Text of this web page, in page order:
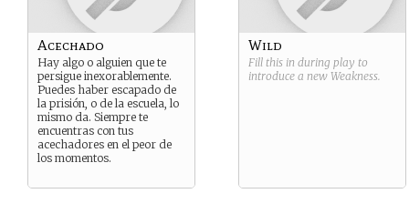
Acechado
Hay algo o alguien que te
persigue inexorablemente.
Puedes haber escapado de
la prisión, o de la escuela, lo
mismo da. Siempre te
encuentras con tus
acechadores en el peor de
los momentos.
Wild
Fill this in during play to
introduce a new Weakness.